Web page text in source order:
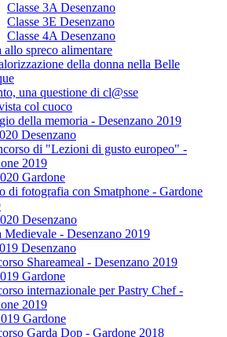
Classe 3A Desenzano
Classe 3E Desenzano
Classe 4A Desenzano
allo spreco alimentare
della donna nella Belle
una questione di cl@sse
col cuoco
della memoria - Desenzano 2019
Desenzano
di "Lezioni di gusto europeo" -
2019
Gardone
di fotografia con Smatphone - Gardone
Desenzano
Medievale - Desenzano 2019
Desenzano
Shareameal - Desenzano 2019
Gardone
internazionale per Pastry Chef -
2019
Gardone
Garda Dop - Gardone 2018